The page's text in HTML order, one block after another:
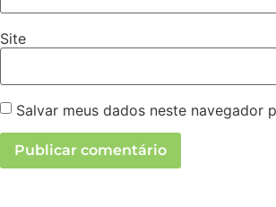
Site
Salvar meus dados neste navegador